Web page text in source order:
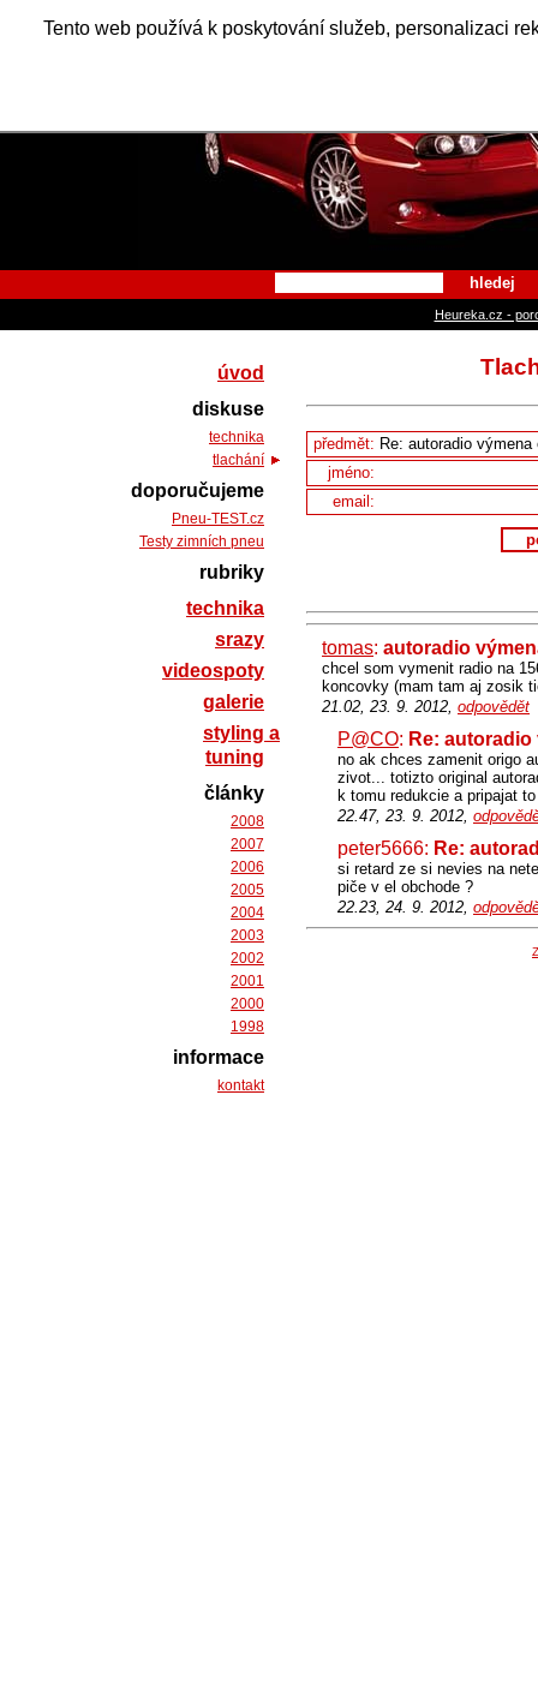
Tento web používá k poskytování služeb, personalizaci
Alfa
hledej
Heureka.cz -
předmět:
jméno:
email:
tomas: autoradio
chcel som vymenit radio na
koncovky (mam tam aj zosik
21.02, 23. 9. 2012, odpovědět
P@CO: Re:
no ak chces zamenit origo
zivot... totizto original
k tomu redukcie a pripajat
22.47, 23. 9. 2012,
peter5666: Re:
si retard ze si nevies na
piče v el obchode ?
22.23, 24. 9. 2012,
úvod
diskuse
technika
tlachání
doporučujeme
Pneu-TEST.cz
Testy zimních pneu
rubriky
technika
srazy
videospoty
galerie
styling a
tuning
články
2008
2007
2006
2005
2004
2003
2002
2001
2000
1998
informace
kontakt